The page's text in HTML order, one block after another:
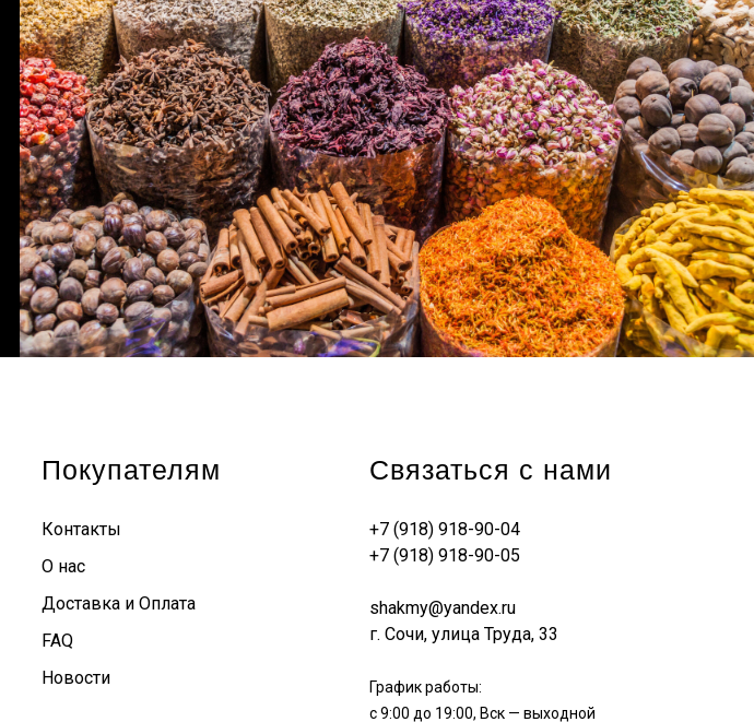
Покупателям
Контакты
О нас
Доставка и Оплата
FAQ
Новости
Связаться с нами
+7 (918) 918-90-04
+7 (918) 918-90-05
shakmy@yandex.ru
г. Сочи, улица Труда, 33
График работы:
с 9:00 до 19:00, Вск — выходной